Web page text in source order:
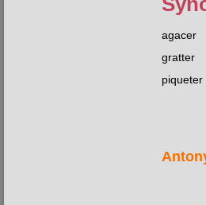
agacer
gratter
piqueter